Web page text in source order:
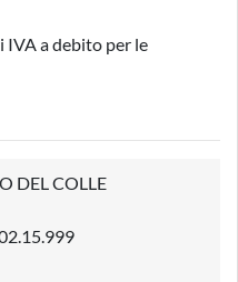
IVA a debito per le
DEL COLLE